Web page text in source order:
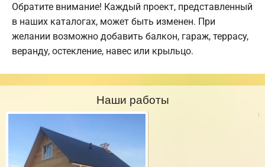
Обратите внимание! Каждый проект, представленный
в наших каталогах, может быть изменен. При
желании возможно добавить балкон, гараж, террасу,
веранду, остекление, навес или крыльцо.
Наши работы